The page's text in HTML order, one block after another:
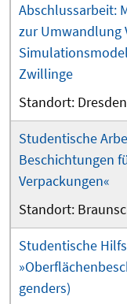
Abschlussarbeit:
zur Umwandlung
Zwillinge
Dresden
Studentische
Beschichtungen
Verpackungen«
Studentische
genders)